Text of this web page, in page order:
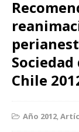
Chile
Año 2012,